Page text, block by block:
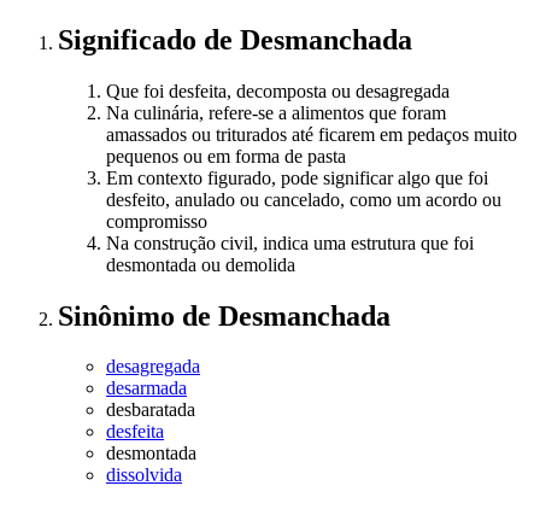
Significado de Desmanchada
Que foi desfeita, decomposta ou desagregada
Na culinária, refere-se a alimentos que foram
amassados ou triturados até ficarem em pedaços muito
pequenos ou em forma de pasta
Em contexto figurado, pode significar algo que foi
desfeito, anulado ou cancelado, como um acordo ou
compromisso
Na construção civil, indica uma estrutura que foi
desmontada ou demolida
Sinônimo de Desmanchada
desagregada
desarmada
desbaratada
desfeita
desmontada
dissolvida